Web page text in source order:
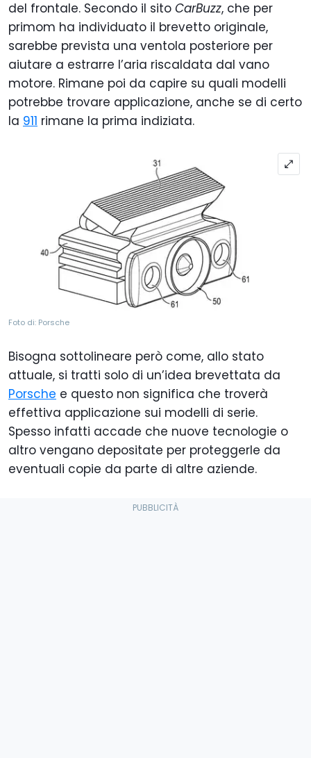
del frontale. Secondo il sito CarBuzz, che per
primom ha individuato il brevetto originale,
sarebbe prevista una ventola posteriore per
aiutare a estrarre l’aria riscaldata dal vano
motore. Rimane poi da capire su quali modelli
potrebbe trovare applicazione, anche se di certo
la 911 rimane la prima indiziata.
Foto di: Porsche
Bisogna sottolineare però come, allo stato
attuale, si tratti solo di un’idea brevettata da
Porsche e questo non significa che troverà
effettiva applicazione sui modelli di serie.
Spesso infatti accade che nuove tecnologie o
altro vengano depositate per proteggerle da
eventuali copie da parte di altre aziende.